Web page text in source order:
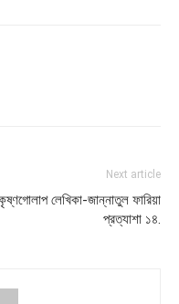
Next article
লেখিকা-জান্নাতুল ফারিয়া
প্রত্যাশা ১৪.